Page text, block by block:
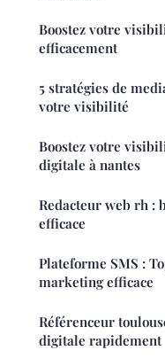
Boostez votre
efficacement
5 stratégies de
votre visibilité
Boostez votre
digitale à nantes
Redacteur web rh :
efficace
Plateforme SMS :
marketing efficace
Référenceur
digitale rapidement